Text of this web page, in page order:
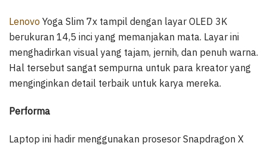
Lenovo Yoga Slim 7x tampil dengan layar OLED 3K
berukuran 14,5 inci yang memanjakan mata. Layar ini
menghadirkan visual yang tajam, jernih, dan penuh warna.
Hal tersebut sangat sempurna untuk para kreator yang
menginginkan detail terbaik untuk karya mereka.
Performa
Laptop ini hadir menggunakan prosesor Snapdragon X